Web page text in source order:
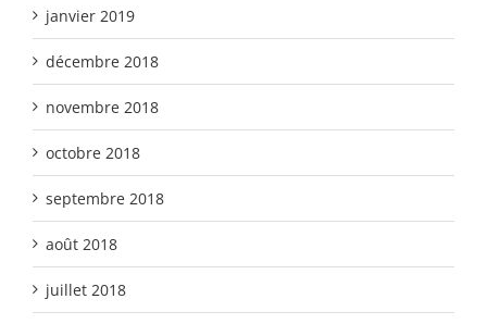
janvier 2019
décembre 2018
novembre 2018
octobre 2018
septembre 2018
août 2018
juillet 2018